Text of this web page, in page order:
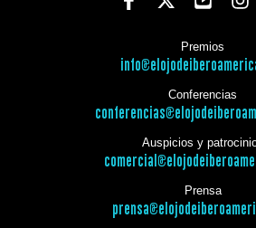
Premios
Conferencias
Auspicios y
Prensa